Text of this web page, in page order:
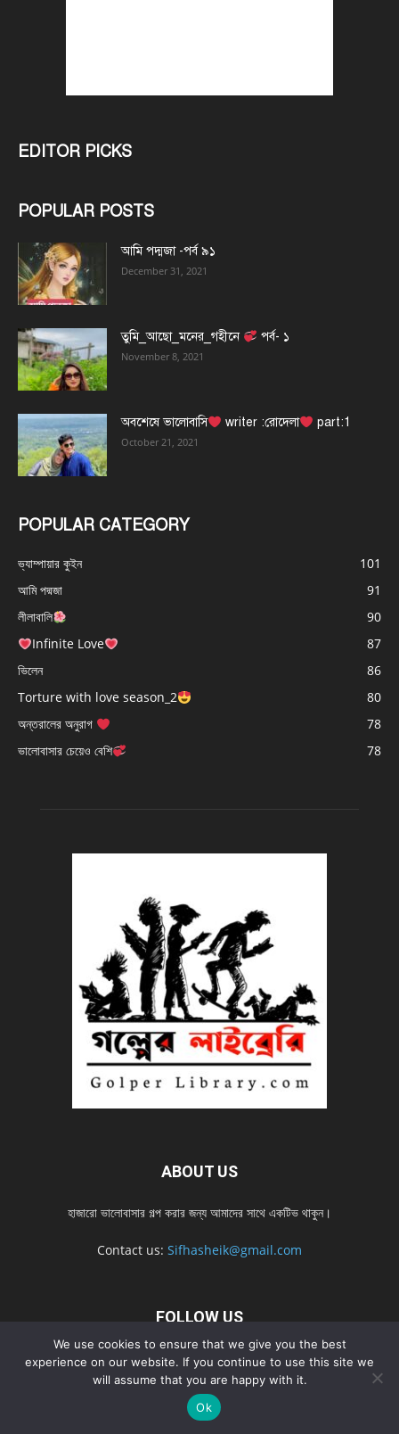
EDITOR PICKS
POPULAR POSTS
আমি পদ্মজা -পর্ব ৯১
December 31, 2021
তুমি_আছো_মনের_গহীনে পর্ব- ১
November 8, 2021
অবশেষে ভালোবাসি writer :রোদেলা part:1
October 21, 2021
POPULAR CATEGORY
ভ্যাম্পায়ার কুইন
101
আমি পদ্মজা
91
লীলাবালি
90
Infinite Love
87
ভিলেন
86
Torture with love season_2
80
অন্তরালের অনুরাগ
78
ভালোবাসার চেয়েও বেশি
78
ABOUT US
হাজারো ভালোবাসার গল্প করার জন্য আমাদের সাথে একটিভ থাকুন।
Contact us: Sifhasheik@gmail.com
FOLLOW US
Contact us Privacy Policy শ্রেনী
শ্রেনী – mobile
নতুন সব গল্প – mobile
নতুন সব গল্প 2022 – mobile
We use cookies to ensure that we give you the best
experience on our website. If you continue to use this site we
will assume that you are happy with it.
Ok